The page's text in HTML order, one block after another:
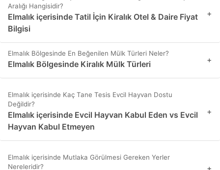
Aralığı Hangisidir?
Elmalık içerisinde Tatil İçin Kiralık Otel & Daire Fiyat
Bilgisi
+
Elmalık Bölgesinde En Beğenilen Mülk Türleri Neler?
Elmalık Bölgesinde Kiralık Mülk Türleri +
Elmalık içerisinde Kaç Tane Tesis Evcil Hayvan Dostu
Değildir?
Elmalık içerisinde Evcil Hayvan Kabul Eden vs Evcil
Hayvan Kabul Etmeyen
+
Elmalık içerisinde Mutlaka Görülmesi Gereken Yerler
Nereleridir?